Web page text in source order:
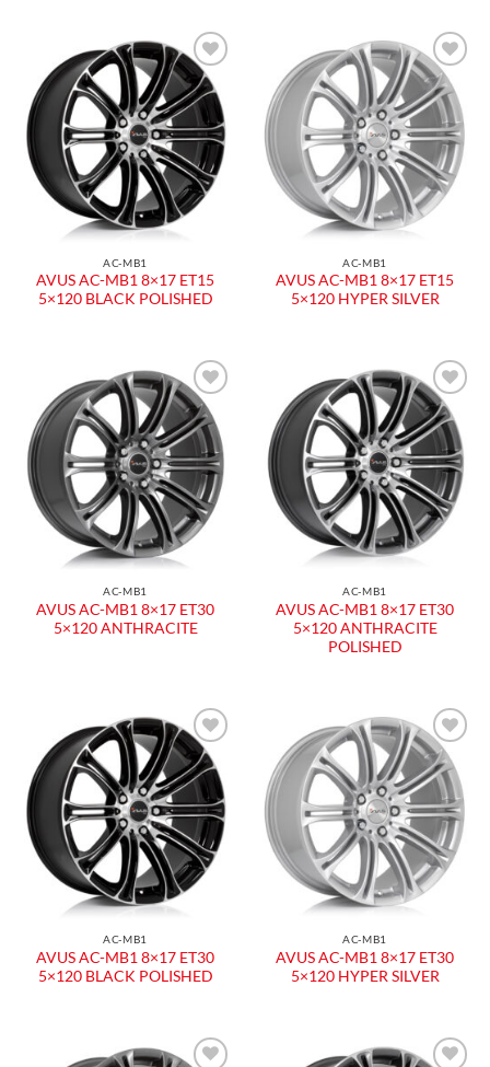
Aggiungi
alla lista
dei
desideri
AC-MB1
AVUS AC-MB1 8×17 ET15
5×120 BLACK POLISHED
Aggiungi
alla lista
dei
desideri
AC-MB1
AVUS AC-MB1 8×17 ET15
5×120 HYPER SILVER
Aggiungi
alla lista
dei
desideri
AC-MB1
AVUS AC-MB1 8×17 ET30
5×120 ANTHRACITE
Aggiungi
alla lista
dei
desideri
AC-MB1
AVUS AC-MB1 8×17 ET30
5×120 ANTHRACITE
POLISHED
Aggiungi
alla lista
dei
desideri
AC-MB1
AVUS AC-MB1 8×17 ET30
5×120 BLACK POLISHED
Aggiungi
alla lista
dei
desideri
AC-MB1
AVUS AC-MB1 8×17 ET30
5×120 HYPER SILVER